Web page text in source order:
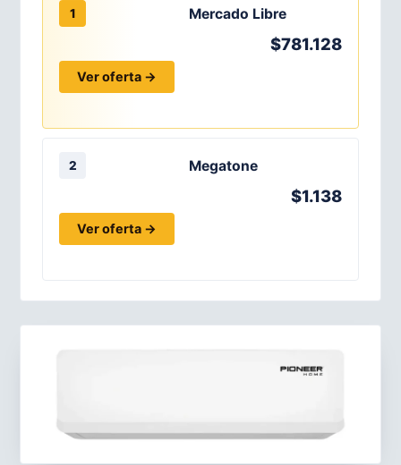
1 Mercado Libre
$781.128
Ver oferta →
2 Megatone
$1.138
Ver oferta →